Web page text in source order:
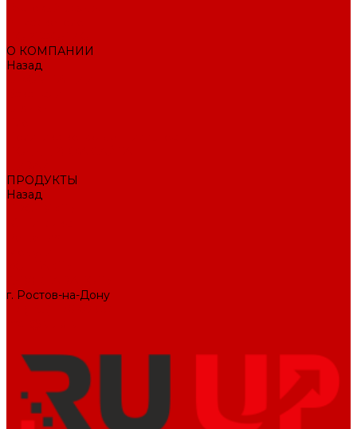
О КОМПАНИИ
Назад
ПРОДУКТЫ
Назад
г. Ростов-на-Дону